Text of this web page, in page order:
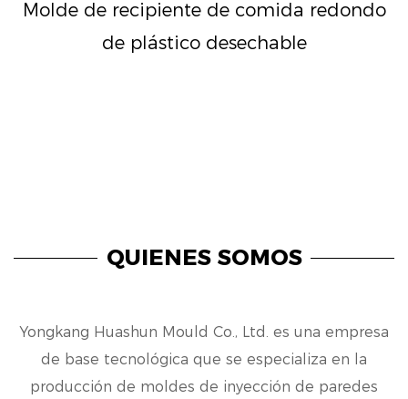
Molde de recipiente de comida redondo
de plástico desechable
QUIENES SOMOS
Yongkang Huashun Mould Co., Ltd. es una empresa
de base tecnológica que se especializa en la
producción de moldes de inyección de paredes